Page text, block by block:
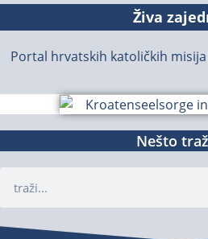
Živa
Portal hrvatskih katoličkih
Nešto